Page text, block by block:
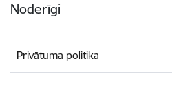
Noderīgi
Privātuma politika